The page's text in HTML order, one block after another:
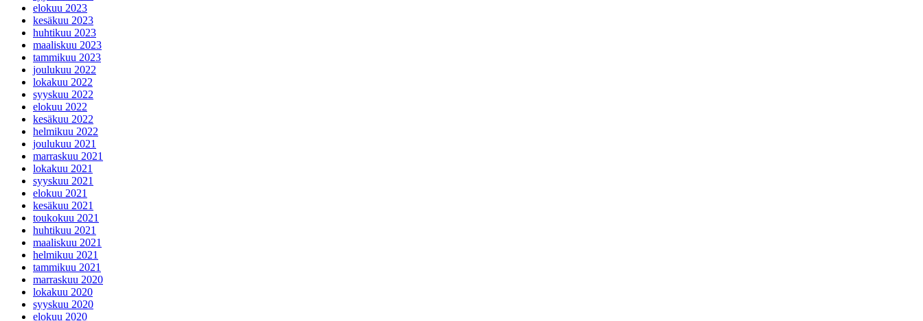
elokuu 2023
kesäkuu 2023
huhtikuu 2023
maaliskuu 2023
tammikuu 2023
joulukuu 2022
lokakuu 2022
syyskuu 2022
elokuu 2022
kesäkuu 2022
helmikuu 2022
joulukuu 2021
marraskuu 2021
lokakuu 2021
syyskuu 2021
elokuu 2021
kesäkuu 2021
toukokuu 2021
huhtikuu 2021
maaliskuu 2021
helmikuu 2021
tammikuu 2021
marraskuu 2020
lokakuu 2020
syyskuu 2020
elokuu 2020